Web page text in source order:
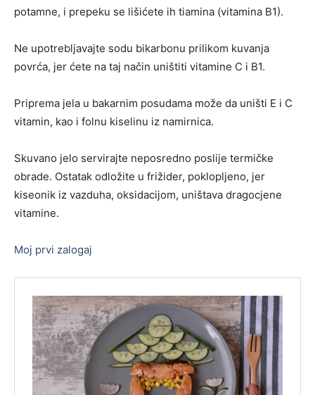
potamne, i prepeku se lišićete ih tiamina (vitamina B1).
Ne upotrebljavajte sodu bikarbonu prilikom kuvanja
povrća, jer ćete na taj način uništiti vitamine C i B1.
Priprema jela u bakarnim posudama može da uništi E i C
vitamin, kao i folnu kiselinu iz namirnica.
Skuvano jelo servirajte neposredno poslije termičke
obrade. Ostatak odložite u frižider, poklopljeno, jer
kiseonik iz vazduha, oksidacijom, uništava dragocjene
vitamine.
Moj prvi zalogaj